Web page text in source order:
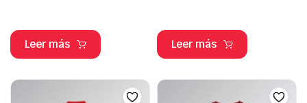
Leer más Leer más